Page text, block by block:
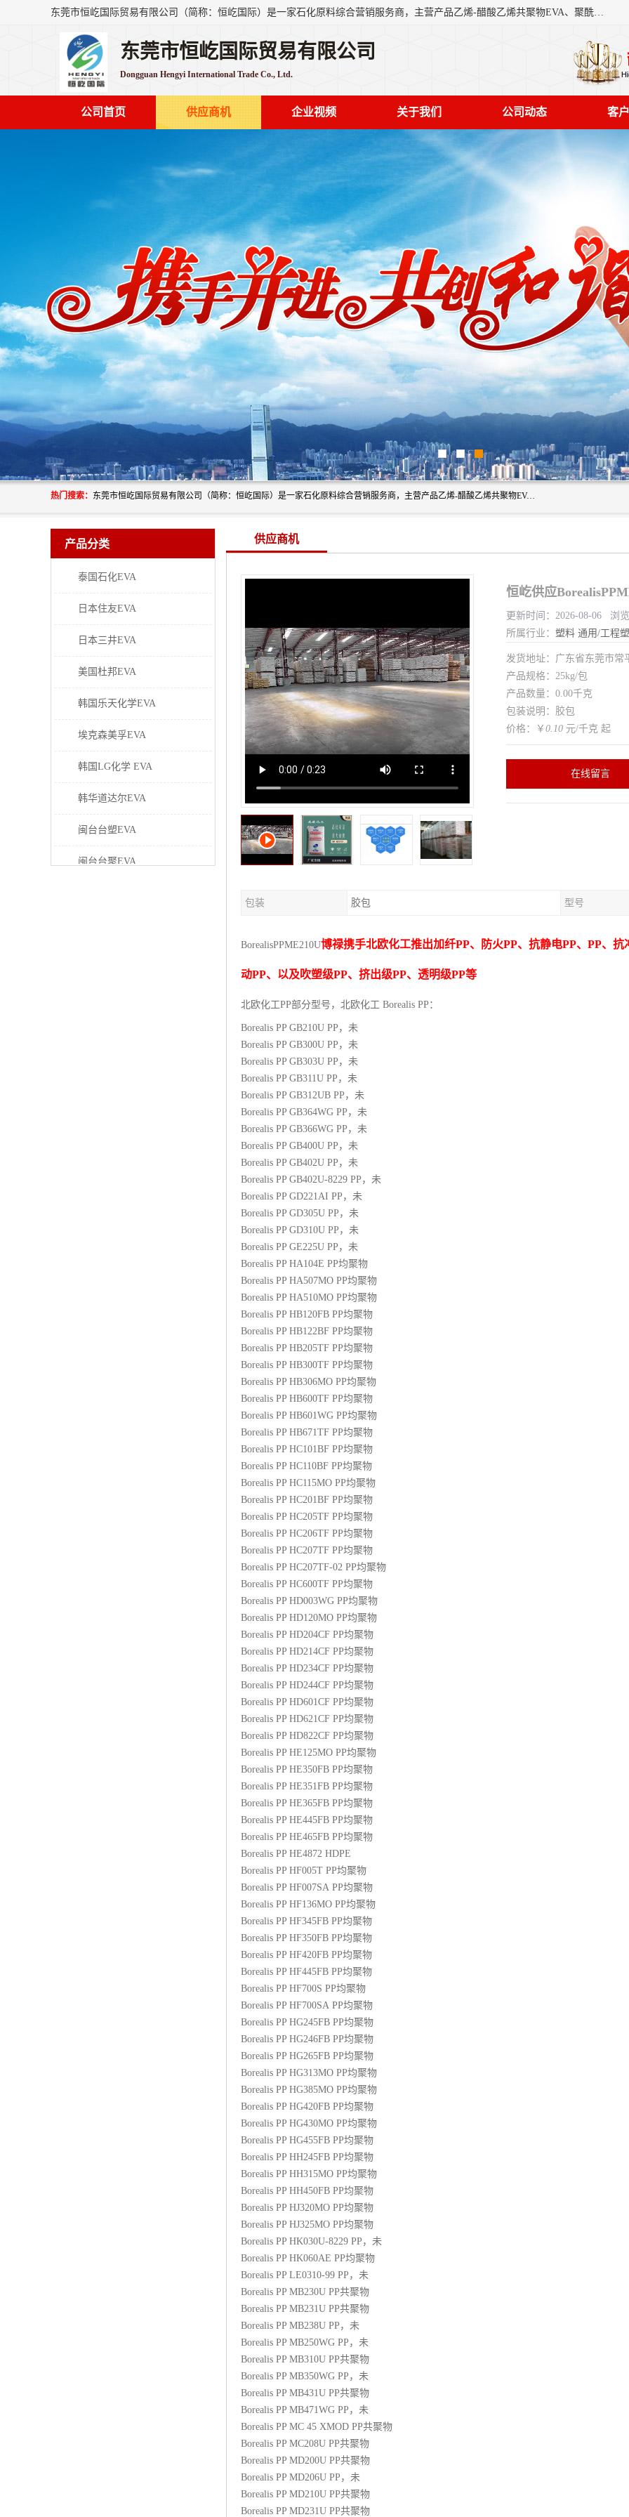
东莞市恒屹国际贸易有限公司（简称：恒屹国际）是一家石化原料综合营销服务商，主营产品乙烯-醋酸乙烯共聚物EVA、聚酰胺PA（尼龙）、醚酯型热塑弹性体TPEE等，公司秉承以市场为导向的战略思想，致力于大宗石化原料在中国市场的营销服务业务，为客户提供一站式的全面服务。
东莞市恒屹国际贸易有限公司
Dongguan Hengyi International Trade Co., Ltd.
公司首页 供应商机 企业视频 关于我们 公司动态 客
热门搜索： 东莞市恒屹国际贸易有限公司（简称：恒屹国际）是一家石化原料综合营销服务商，主营产品乙烯-醋酸乙烯共聚物EVA、聚酰胺PA（尼龙）、醚酯型热塑弹性体TPEE等，公司秉承以市场为导向的战略思想，致力于大宗石化原料在中国市场的营销服务业务，为客户提供一站式的全面服务。
产品分类
泰国石化EVA
日本住友EVA
日本三井EVA
美国杜邦EVA
韩国乐天化学EVA
埃克森美孚EVA
韩国LG化学 EVA
韩华道达尔EVA
闽台台塑EVA
闽台台聚EVA
供应商机
恒屹供应
更新时间：2026-08-06 浏
所属行业： 塑料 通用/工程
发货地址：广东省东莞市常
产品规格：25kg/包
产品数量：0.00千克
包装说明：胶包
价格：￥ 0.10 元/千克 起
在线留言
包装 胶包 型号
BorealisPPME210U博禄携手北欧化工推出加纤PP、防火PP、抗静电PP、 PP、抗
动PP、以及吹塑级PP、挤出级PP、透明级PP等
北欧化工PP部分型号，北欧化工 Borealis PP：
Borealis PP GB210U PP ，未
Borealis PP GB300U PP ，未
Borealis PP GB303U PP ，未
Borealis PP GB311U PP ，未
Borealis PP GB312UB PP ，未
Borealis PP GB364WG PP ，未
Borealis PP GB366WG PP ，未
Borealis PP GB400U PP ，未
Borealis PP GB402U PP ，未
Borealis PP GB402U-8229 PP ，未
Borealis PP GD221AI PP ，未
Borealis PP GD305U PP ，未
Borealis PP GD310U PP ，未
Borealis PP GE225U PP ，未
Borealis PP HA104E PP均聚物
Borealis PP HA507MO PP均聚物
Borealis PP HA510MO PP均聚物
Borealis PP HB120FB PP均聚物
Borealis PP HB122BF PP均聚物
Borealis PP HB205TF PP均聚物
Borealis PP HB300TF PP均聚物
Borealis PP HB306MO PP均聚物
Borealis PP HB600TF PP均聚物
Borealis PP HB601WG PP均聚物
Borealis PP HB671TF PP均聚物
Borealis PP HC101BF PP均聚物
Borealis PP HC110BF PP均聚物
Borealis PP HC115MO PP均聚物
Borealis PP HC201BF PP均聚物
Borealis PP HC205TF PP均聚物
Borealis PP HC206TF PP均聚物
Borealis PP HC207TF PP均聚物
Borealis PP HC207TF-02 PP均聚物
Borealis PP HC600TF PP均聚物
Borealis PP HD003WG PP均聚物
Borealis PP HD120MO PP均聚物
Borealis PP HD204CF PP均聚物
Borealis PP HD214CF PP均聚物
Borealis PP HD234CF PP均聚物
Borealis PP HD244CF PP均聚物
Borealis PP HD601CF PP均聚物
Borealis PP HD621CF PP均聚物
Borealis PP HD822CF PP均聚物
Borealis PP HE125MO PP均聚物
Borealis PP HE350FB PP均聚物
Borealis PP HE351FB PP均聚物
Borealis PP HE365FB PP均聚物
Borealis PP HE445FB PP均聚物
Borealis PP HE465FB PP均聚物
Borealis PP HE4872 HDPE
Borealis PP HF005T PP均聚物
Borealis PP HF007SA PP均聚物
Borealis PP HF136MO PP均聚物
Borealis PP HF345FB PP均聚物
Borealis PP HF350FB PP均聚物
Borealis PP HF420FB PP均聚物
Borealis PP HF445FB PP均聚物
Borealis PP HF700S PP均聚物
Borealis PP HF700SA PP均聚物
Borealis PP HG245FB PP均聚物
Borealis PP HG246FB PP均聚物
Borealis PP HG265FB PP均聚物
Borealis PP HG313MO PP均聚物
Borealis PP HG385MO PP均聚物
Borealis PP HG420FB PP均聚物
Borealis PP HG430MO PP均聚物
Borealis PP HG455FB PP均聚物
Borealis PP HH245FB PP均聚物
Borealis PP HH315MO PP均聚物
Borealis PP HH450FB PP均聚物
Borealis PP HJ320MO PP均聚物
Borealis PP HJ325MO PP均聚物
Borealis PP HK030U-8229 PP ，未
Borealis PP HK060AE PP均聚物
Borealis PP LE0310-99 PP ，未
Borealis PP MB230U PP共聚物
Borealis PP MB231U PP共聚物
Borealis PP MB238U PP ，未
Borealis PP MB250WG PP ，未
Borealis PP MB310U PP共聚物
Borealis PP MB350WG PP ，未
Borealis PP MB431U PP共聚物
Borealis PP MB471WG PP ，未
Borealis PP MC 45 XMOD PP共聚物
Borealis PP MC208U PP共聚物
Borealis PP MD200U PP共聚物
Borealis PP MD206U PP ，未
Borealis PP MD210U PP共聚物
Borealis PP MD231U PP共聚物